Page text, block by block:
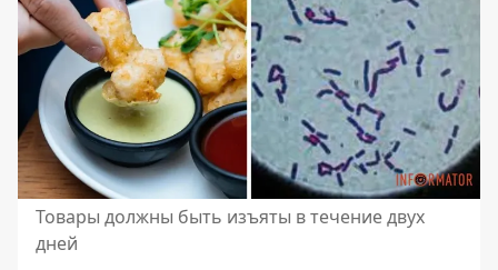
Товары должны быть изъяты в течение двух
дней